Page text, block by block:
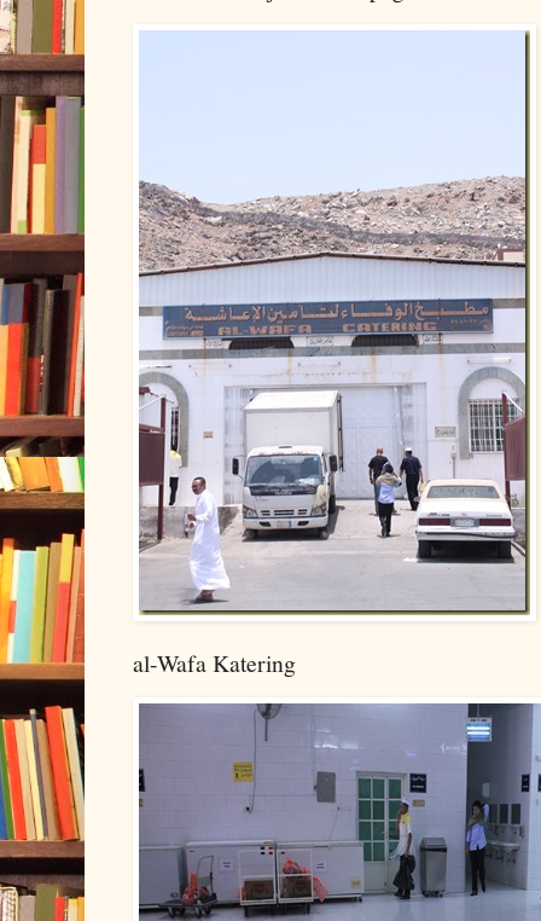
al-Wafa Katering